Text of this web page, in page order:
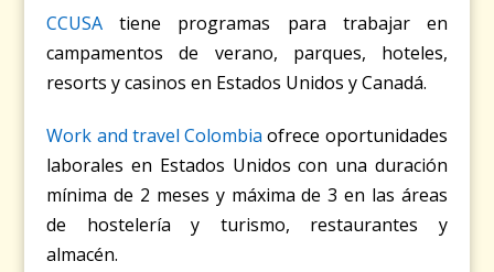
CCUSA tiene programas para trabajar en
campamentos de verano, parques, hoteles,
resorts y casinos en Estados Unidos y Canadá.
Work and travel Colombia ofrece oportunidades
laborales en Estados Unidos con una duración
mínima de 2 meses y máxima de 3 en las áreas
de hostelería y turismo, restaurantes y
almacén.